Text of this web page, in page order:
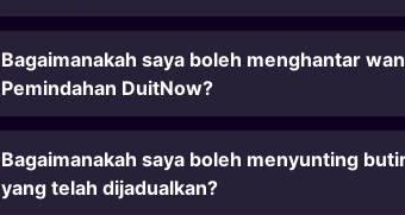
Bagaimanakah saya boleh menghantar
Pemindahan DuitNow?
Bagaimanakah saya boleh menyunting
yang telah dijadualkan?